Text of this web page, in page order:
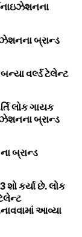
બ્રાન્ડ
બન્યા વર્લ્ડ ટેલેન્ટ
લોક ગાયક
બ્રાન્ડ
બ્રાન્ડ
શો કર્યા છે. લોક
આવ્યા